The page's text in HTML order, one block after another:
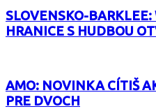
SLOVENSKO-BARKLEE:
HRANICE S HUDBOU
AMO: NOVINKA CÍTIŠ
PRE DVOCH